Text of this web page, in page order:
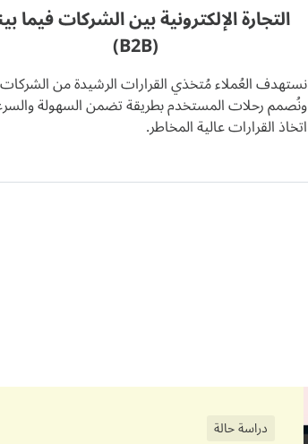
التجارة الإلكترونية بين الشركات فيما
(B2B)
نستهدف العُملاء مُتخذي القرارات الرشيدة من
ونُصمم رحلات المستخدم بطريقة تضمن السهولة
اتخاذ القرارات عالية المخاطر.
دراسة حالة